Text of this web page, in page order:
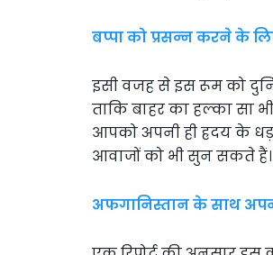
बप्पा को प्रसन्न करने के
इसी वजह से इस रूम को
ताकि बाहर का हल्का सा
आपको अपनी ही ह्रदय के
आवाजों को भी सुन सकते हैं।
अफगानिस्तान के साथ